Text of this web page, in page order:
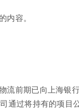
内容。
流前期已向上海银
通过将持有的项目